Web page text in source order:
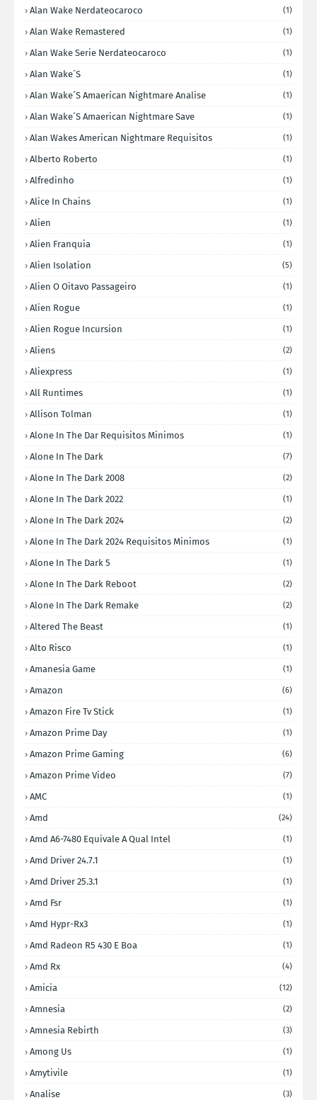
Alan Wake Nerdateocaroco (1)
Alan Wake Remastered (1)
Alan Wake Serie Nerdateocaroco (1)
Alan Wake´s (1)
Alan Wake´s Amaerican Nightmare Analise (1)
Alan Wake´s Amaerican Nightmare Save (1)
Alan Wakes American Nightmare Requisitos (1)
Alberto Roberto (1)
Alfredinho (1)
Alice In Chains (1)
Alien (1)
Alien Franquia (1)
Alien Isolation (5)
Alien O Oitavo Passageiro (1)
Alien Rogue (1)
Alien Rogue Incursion (1)
Aliens (2)
Aliexpress (1)
All Runtimes (1)
Allison Tolman (1)
Alone In The Dar Requisitos Minimos (1)
Alone In The Dark (7)
Alone In The Dark 2008 (2)
Alone In The Dark 2022 (1)
Alone In The Dark 2024 (2)
Alone In The Dark 2024 Requisitos Minimos (1)
Alone In The Dark 5 (1)
Alone In The Dark Reboot (2)
Alone In The Dark Remake (2)
Altered The Beast (1)
Alto Risco (1)
Amanesia Game (1)
Amazon (6)
Amazon Fire Tv Stick (1)
Amazon Prime Day (1)
Amazon Prime Gaming (6)
Amazon Prime Video (7)
AMC (1)
Amd (24)
Amd A6-7480 Equivale A Qual Intel (1)
Amd Driver 24.7.1 (1)
Amd Driver 25.3.1 (1)
Amd Fsr (1)
Amd Hypr-Rx3 (1)
Amd Radeon R5 430 E Boa (1)
Amd Rx (4)
Amicia (12)
Amnesia (2)
Amnesia Rebirth (3)
Among Us (1)
Amytivile (1)
Analise (3)